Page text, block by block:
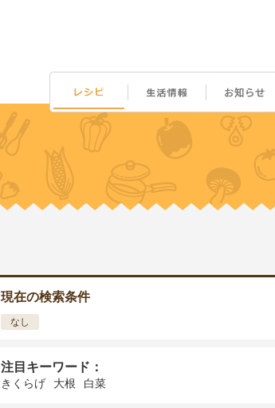
現在の検索条件
なし
注目キーワード：
きくらげ 大根 白菜